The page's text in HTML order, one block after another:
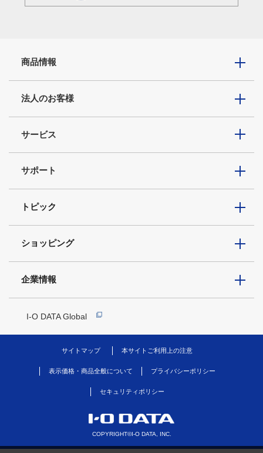
商品情報
法人のお客様
サービス
サポート
トピック
ショッピング
企業情報
I-O DATA Global
サイトマップ 本サイトご利用上の注意
表示価格・商品全般について プライバシーポリシー
セキュリティポリシー
COPYRIGHT©I-O DATA, INC.